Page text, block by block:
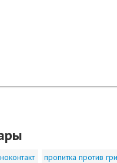
пропитка против